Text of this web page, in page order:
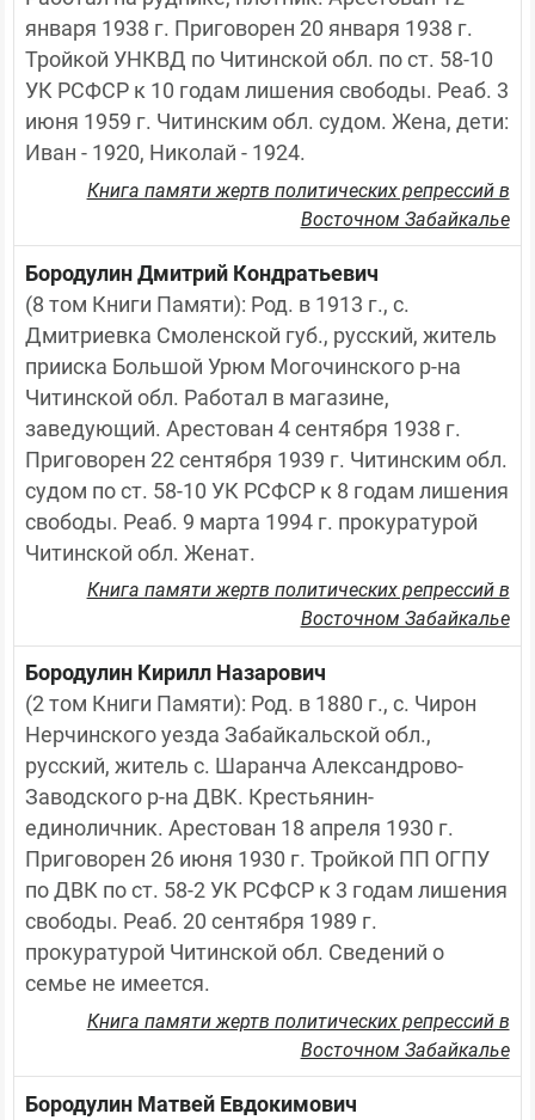
января 1938 г. Приговорен 20 января 1938 г.
Тройкой УНКВД по Читинской обл. по ст. 58-10
УК РСФСР к 10 годам лишения свободы. Реаб. 3
июня 1959 г. Читинским обл. судом. Жена, дети:
Иван - 1920, Николай - 1924.
Книга памяти жертв политических репрессий в
Восточном Забайкалье
Бородулин Дмитрий Кондратьевич
(8 том Книги Памяти): Род. в 1913 г., с.
Дмитриевка Смоленской губ., русский, житель
прииска Большой Урюм Могочинского р-на
Читинской обл. Работал в магазине,
заведующий. Арестован 4 сентября 1938 г.
Приговорен 22 сентября 1939 г. Читинским обл.
судом по ст. 58-10 УК РСФСР к 8 годам лишения
свободы. Реаб. 9 марта 1994 г. прокуратурой
Читинской обл. Женат.
Книга памяти жертв политических репрессий в
Восточном Забайкалье
Бородулин Кирилл Назарович
(2 том Книги Памяти): Род. в 1880 г., с. Чирон
Нерчинского уезда Забайкальской обл.,
русский, житель с. Шаранча Александрово-
Заводского р-на ДВК. Крестьянин-
единоличник. Арестован 18 апреля 1930 г.
Приговорен 26 июня 1930 г. Тройкой ПП ОГПУ
по ДВК по ст. 58-2 УК РСФСР к 3 годам лишения
свободы. Реаб. 20 сентября 1989 г.
прокуратурой Читинской обл. Сведений о
семье не имеется.
Книга памяти жертв политических репрессий в
Восточном Забайкалье
Бородулин Матвей Евдокимович